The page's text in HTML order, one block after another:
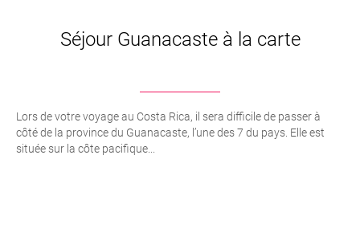
Séjour Guanacaste à la carte
Lors de votre voyage au Costa Rica, il sera difficile de passer à
côté de la province du Guanacaste, l’une des 7 du pays. Elle est
située sur la côte pacifique...